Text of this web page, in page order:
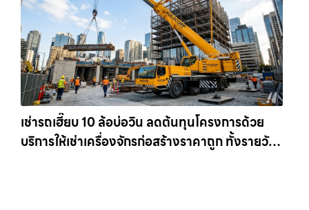
เช่ารถเฮี๊ยบ 10 ล้อบ่อวิน ลดต้นทุนโครงการด้วย
บริการให้เช่าเครื่องจักรก่อสร้างราคาถูก ทั้งรายวัน